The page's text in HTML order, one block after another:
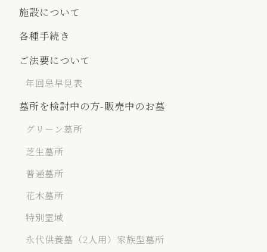
施設について
各種⼿続き
ご法要について
年回忌早見表
墓所を検討中の方-販売中のお墓
グリーン墓所
芝生墓所
普通墓所
花木墓所
特別霊域
永代供養墓（2人用）家族型墓所